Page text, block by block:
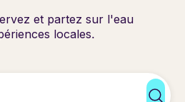
et partez sur l'eau
locales.